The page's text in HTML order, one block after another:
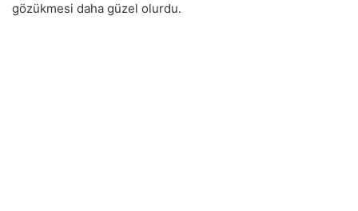
gözükmesi daha güzel olurdu.